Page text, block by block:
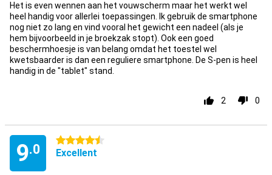
Het is even wennen aan het vouwscherm maar het werkt wel
heel handig voor allerlei toepassingen. Ik gebruik de smartphone
nog niet zo lang en vind vooral het gewicht een nadeel (als je
hem bijvoorbeeld in je broekzak stopt). Ook een goed
beschermhoesje is van belang omdat het toestel wel
kwetsbaarder is dan een reguliere smartphone. De S-pen is heel
handig in de "tablet" stand.
2 0
9.0
4.5 stars
Excellent